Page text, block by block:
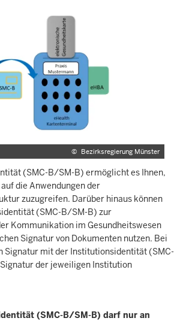
© Bezirksregierung Münster
(SMC-B/SM-B) ermöglicht es Ihnen,
die Anwendungen der
zuzugreifen. Darüber hinaus können
(SMC-B/SM-B) zur
Kommunikation im Gesundheitswesen
Signatur von Dokumenten nutzen. Bei
Signatur mit der Institutionsidentität (SMC-
der jeweiligen Institution
(SMC-B/SM-B) darf nur an